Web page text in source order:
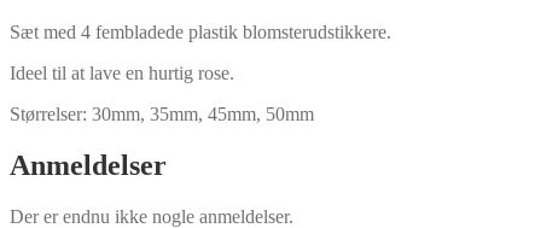
mindste)
Sæt med 4 fembladede plastik blomsterudstikkere.
Ideel til at lave en hurtig rose.
Størrelser: 30mm, 35mm, 45mm, 50mm
Anmeldelser
Der er endnu ikke nogle anmeldelser.